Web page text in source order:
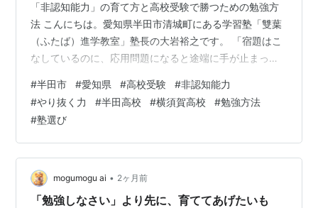
「非認知能力」の育て方と高校受験で勝つための勉強方
法 こんにちは。愛知県半田市清城町にある学習塾「雙葉
（ふたば）進学教室」塾長の大岩裕之です。 「宿題はこ
なしているのに、応用問題になると途端に手が止まって
して、模試になると成績が上がらない」 このようなお悩
みを抱えている保護者の方は非常に多いです。 実は、中
学校後半からの難化する学習や高校受験の壁を乗り越え
るためには、単なる知識の詰め込み（認知能力）だけで
は不十分です。 今、最も注目されている「非認知能力
（やり抜く力）」を育てることが、学力向上…
#半田市 #愛知県 #高校受験 #非認知能力
#やり抜く力 #半田高校 #横須賀高校 #勉強方法
#塾選び
mogumogu ai • 2ヶ月前
「勉強しなさい」より先に、育ててあげたいも